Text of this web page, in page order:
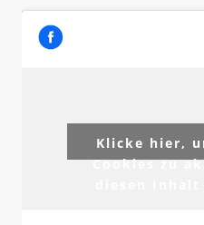
Klicke hier,
Cookies zu